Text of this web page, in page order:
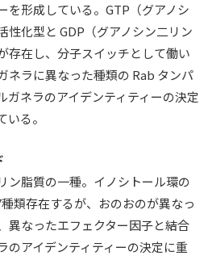
を形成している。GTP（グアノシ
性化型と GDP（グアノシン二リン
存在し、分子スイッチとして働い
ネラに異なった種類の Rab タンパ
ガネラのアイデンティティーの決定
る。
ン脂質の一種。イノシトール環の
類存在するが、おのおのが異なっ
異なったエフェクター因子と結合
のアイデンティティーの決定に重